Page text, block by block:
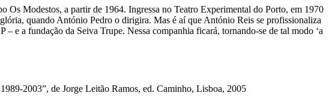
Os Modestos, a partir de 1964. Ingressa no Teatro Experimental do Porto, em 1970
quando António Pedro o dirigira. Mas é aí que António Reis se profissionaliza
e a fundação da Seiva Trupe. Nessa companhia ficará, tornando-se de tal modo ‘a
2003”, de Jorge Leitão Ramos, ed. Caminho, Lisboa, 2005